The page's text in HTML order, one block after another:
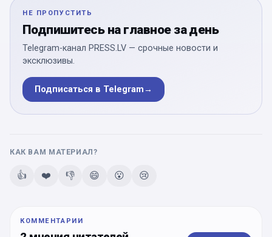
НЕ ПРОПУСТИТЬ
Подпишитесь на главное за день
Telegram-канал PRESS.LV — срочные новости и
эксклюзивы.
Подписаться в Telegram→
КАК ВАМ МАТЕРИАЛ?
👍 ❤️ 👎 😄 😮 😢
КОММЕНТАРИИ